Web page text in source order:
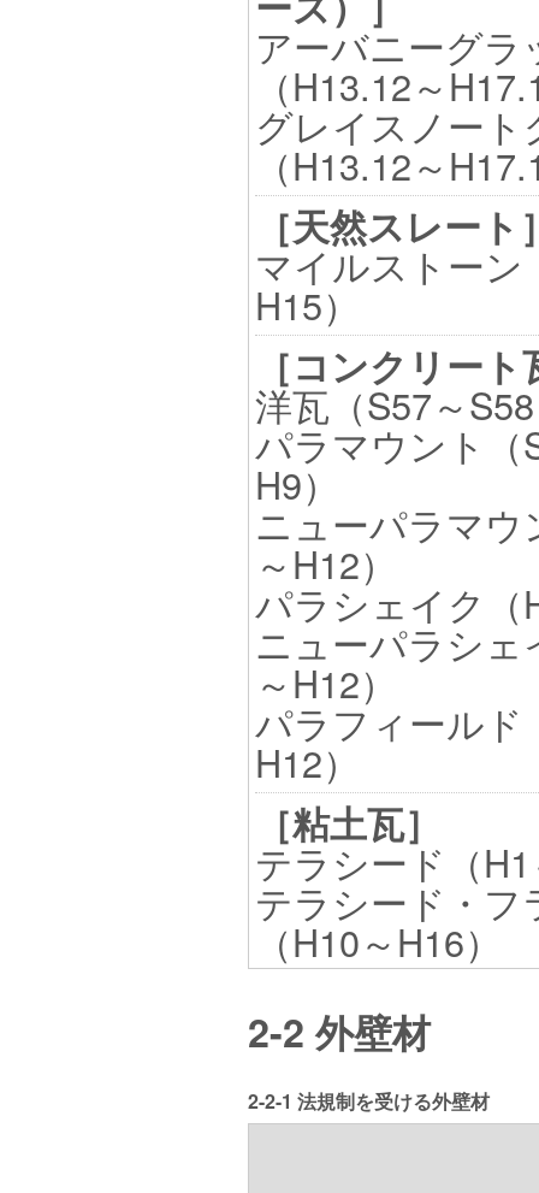
アーバニーグラ
（H13.12～
グレイスノート
（H13.12～
［天然スレート
マイルストーン
H15）
［コンクリート
洋瓦（S57～
パラマウント（
H9）
ニューパラマウ
～H12）
パラシェイク（
ニューパラシェ
～H12）
パラフィールド
H12）
［粘土瓦］
テラシード（
テラシード・フ
（H10～H16）
2-2 外壁材
2-2-1 法規制を受ける外壁材